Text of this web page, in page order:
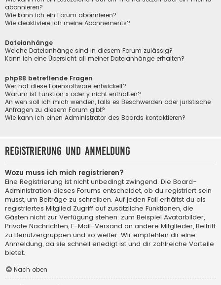
abonnieren?
Wie kann ich ein Forum abonnieren?
Wie deaktiviere ich meine Abonnements?
Dateianhänge
Welche Dateianhänge sind in diesem Forum zulässig?
Kann ich eine Übersicht all meiner Dateianhänge erhalten?
phpBB betreffende Fragen
Wer hat diese Forensoftware entwickelt?
Warum ist Funktion x oder y nicht enthalten?
An wen soll ich mich wenden, falls es Beschwerden oder juristische
Anfragen zu diesem Forum gibt?
Wie kann ich einen Administrator des Boards kontaktieren?
Registrierung und Anmeldung
Wozu muss ich mich registrieren?
Eine Registrierung ist nicht unbedingt zwingend. Die Board-
Administration dieses Forums entscheidet, ob du registriert sein
musst, um Beiträge zu schreiben. Auf jeden Fall erhältst du als
registriertes Mitglied Zugriff auf zusätzliche Funktionen, die
Gästen nicht zur Verfügung stehen: zum Beispiel Avatarbilder,
Private Nachrichten, E-Mail-Versand an andere Mitglieder, Beitritt
zu Benutzergruppen und so weiter. Wir empfehlen dir eine
Anmeldung, da sie schnell erledigt ist und dir zahlreiche Vorteile
bietet.
Nach oben